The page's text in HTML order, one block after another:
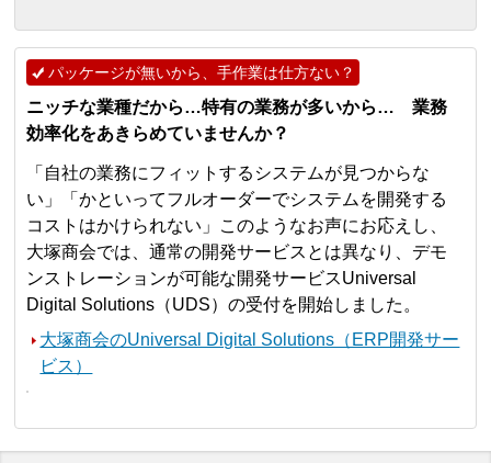
パッケージが無いから、手作業は仕方ない？
ニッチな業種だから…特有の業務が多いから… 業務
効率化をあきらめていませんか？
「自社の業務にフィットするシステムが見つからな
い」「かといってフルオーダーでシステムを開発する
コストはかけられない」このようなお声にお応えし、
大塚商会では、通常の開発サービスとは異なり、デモ
ンストレーションが可能な開発サービスUniversal
Digital Solutions（UDS）の受付を開始しました。
大塚商会のUniversal Digital Solutions（ERP開発サー
ビス）